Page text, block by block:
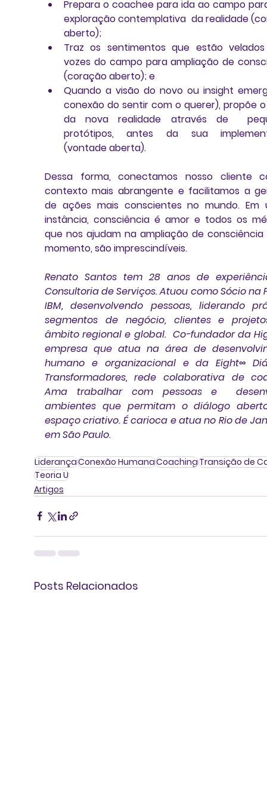
Prepara o coachee para ida ao campo
exploração contemplativa  da realidade
aberto);
Traz os sentimentos que estão
(coração aberto); e
Quando a visão do novo ou insight
conexão do sentir com o querer), propõe
da nova realidade através de
protótipos, antes da sua
(vontade aberta).
Dessa forma, conectamos nosso cliente
contexto mais abrangente e facilitamos a
de ações mais conscientes no mundo. Em
instância, consciência é amor e todos os
que nos ajudam na ampliação de
momento, são imprescindíveis.
Renato Santos tem 28 anos de
Consultoria de Serviços. Atuou como Sócio na
IBM, desenvolvendo pessoas, liderando
segmentos de negócio, clientes e
âmbito regional e global.  Co-fundador da
empresa que atua na área de
humano e organizacional e da Eight∞
Transformadores, rede colaborativa de
Ama trabalhar com pessoas e
ambientes que permitam o diálogo
espaço criativo. É carioca e atua no Rio de
em São Paulo.
LiderançaConexão HumanaCoachingTransição de
Teoria U
Artigos
Posts Relacionados